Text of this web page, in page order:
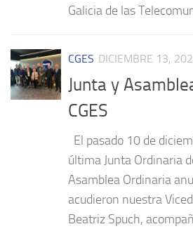
Galicia de las
CGES DICIEMBRE 13,
Junta y
CGES
El pasado 10 de
última Junta Ordinaria
Asamblea Ordinaria
acudieron nuestra
Beatriz Spuch,